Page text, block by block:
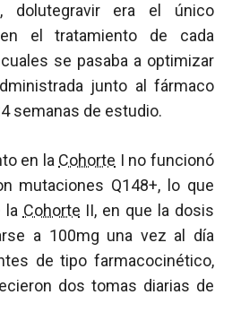
dolutegravir era el único
el tratamiento de cada
se pasaba a optimizar
junto al fármaco
semanas de estudio.
en la Cohorte I no funcionó
mutaciones Q148+, lo que
la Cohorte II, en que la dosis
a 100mg una vez al día
de tipo farmacocinético,
dos tomas diarias de